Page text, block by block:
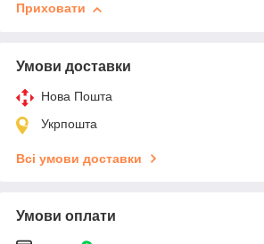
Приховати
Умови доставки
Нова Пошта
Укрпошта
Всі умови доставки
Умови оплати